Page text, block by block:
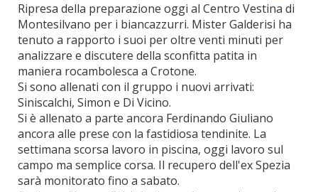
Ripresa della preparazione oggi al Centro Vestina di
Montesilvano per i biancazzurri. Mister Galderisi ha
tenuto a rapporto i suoi per oltre venti minuti per
analizzare e discutere della sconfitta patita in
maniera rocambolesca a Crotone.
Si sono allenati con il gruppo i nuovi arrivati:
Siniscalchi, Simon e Di Vicino.
Si è allenato a parte ancora Ferdinando Giuliano
ancora alle prese con la fastidiosa tendinite. La
settimana scorsa lavoro in piscina, oggi lavoro sul
campo ma semplice corsa. Il recupero dell'ex Spezia
sarà monitorato fino a sabato.